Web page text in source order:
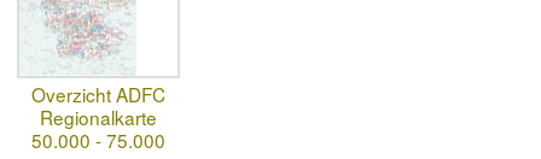
Overzicht ADFC
Regionalkarte
50.000 - 75.000